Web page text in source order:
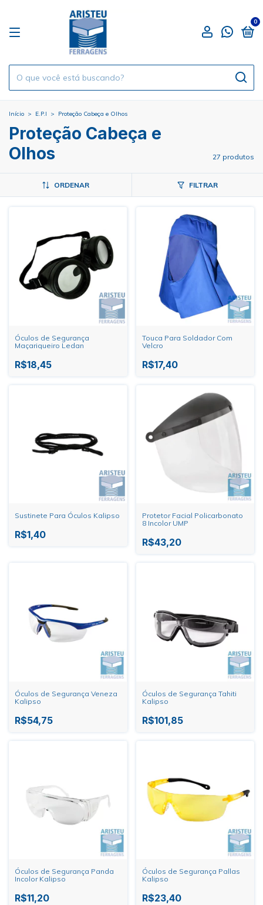
0
Início > E.P.I > Proteção Cabeça e Olhos
Proteção Cabeça e
Olhos
27 produtos
ORDENAR FILTRAR
Óculos de Segurança
Maçariqueiro Ledan
R$18,45
Touca Para Soldador Com
Velcro
R$17,40
Sustinete Para Óculos Kalipso
R$1,40
Protetor Facial Policarbonato
8 Incolor UMP
R$43,20
Óculos de Segurança Veneza
Kalipso
R$54,75
Óculos de Segurança Tahiti
Kalipso
R$101,85
Óculos de Segurança Panda
Incolor Kalipso
R$11,20
Óculos de Segurança Pallas
Kalipso
R$23,40